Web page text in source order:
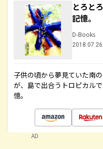
とろと
記憶。
D-Books
子供の頃から夢見ていた南
が、島で出合うトロピカル
憶。
AD